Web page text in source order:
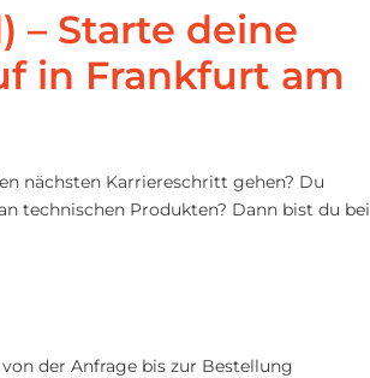
– Starte deine
in Frankfurt am
nächsten Karriereschritt gehen? Du
technischen Produkten? Dann bist du bei
der Anfrage bis zur Bestellung